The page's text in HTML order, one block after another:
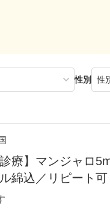
性別
診療】マンジャロ
綿込／リピート可